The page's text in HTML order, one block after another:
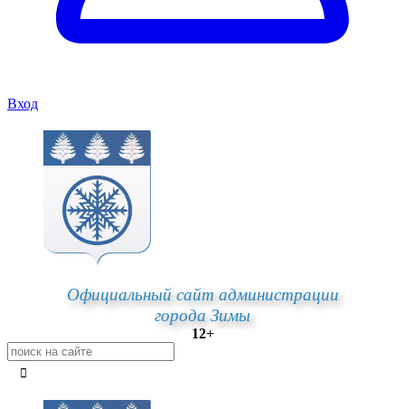
Вход
Официальный сайт администрации
города Зимы
12+